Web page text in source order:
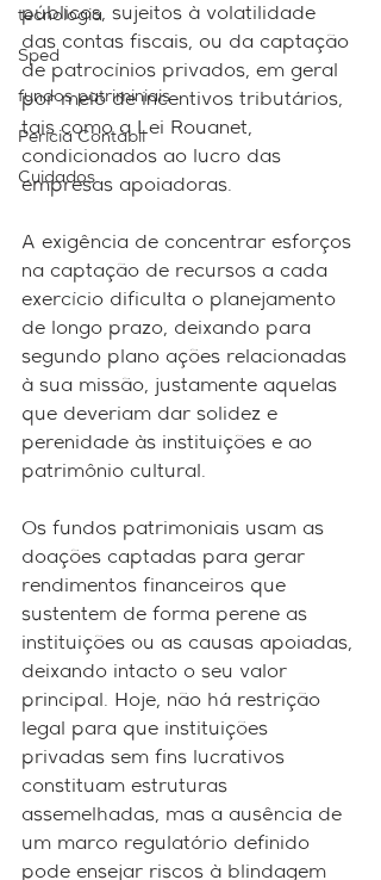
tecnologia
Sped
fundos patriminiais
Perícia Contábil
Cuidados
públicos, sujeitos à volatilidade
das contas fiscais, ou da captação
de patrocínios privados, em geral
por meio de incentivos tributários,
tais como a Lei Rouanet,
condicionados ao lucro das
empresas apoiadoras.
A exigência de concentrar esforços
na captação de recursos a cada
exercício dificulta o planejamento
de longo prazo, deixando para
segundo plano ações relacionadas
à sua missão, justamente aquelas
que deveriam dar solidez e
perenidade às instituições e ao
patrimônio cultural.
Os fundos patrimoniais usam as
doações captadas para gerar
rendimentos financeiros que
sustentem de forma perene as
instituições ou as causas apoiadas,
deixando intacto o seu valor
principal. Hoje, não há restrição
legal para que instituições
privadas sem fins lucrativos
constituam estruturas
assemelhadas, mas a ausência de
um marco regulatório definido
pode ensejar riscos à blindagem